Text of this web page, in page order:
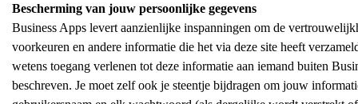
Bescherming van jouw persoonlijke gegevens
Business Apps levert aanzienlijke inspanningen om de
voorkeuren en andere informatie die het via deze site heeft
wetens toegang verlenen tot deze informatie aan iemand buiten
beschreven. Je moet zelf ook je steentje bijdragen om jouw